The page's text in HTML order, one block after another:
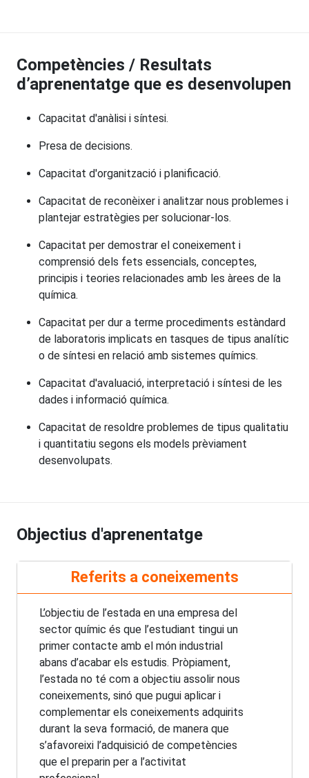
Competències / Resultats
d’aprenentatge que es desenvolupen
Capacitat d'anàlisi i síntesi.
Presa de decisions.
Capacitat d'organització i planificació.
Capacitat de reconèixer i analitzar nous problemes i
plantejar estratègies per solucionar-los.
Capacitat per demostrar el coneixement i
comprensió dels fets essencials, conceptes,
principis i teories relacionades amb les àrees de la
química.
Capacitat per dur a terme procediments estàndard
de laboratoris implicats en tasques de tipus analític
o de síntesi en relació amb sistemes químics.
Capacitat d'avaluació, interpretació i síntesi de les
dades i informació química.
Capacitat de resoldre problemes de tipus qualitatiu
i quantitatiu segons els models prèviament
desenvolupats.
Objectius d'aprenentatge
Referits a coneixements
L’objectiu de l’estada en una empresa del
sector químic és que l’estudiant tingui un
primer contacte amb el món industrial
abans d’acabar els estudis. Pròpiament,
l’estada no té com a objectiu assolir nous
coneixements, sinó que pugui aplicar i
complementar els coneixements adquirits
durant la seva formació, de manera que
s’afavoreixi l’adquisició de competències
que el preparin per a l’activitat